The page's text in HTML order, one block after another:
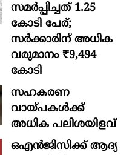
സമർപ്പിച്ചത് 1.25
കോടി പേര്;
സർക്കാരിന് അധിക
വരുമാനം ₹9,494
കോടി
സഹകരണ
വായ്പകള്‍ക്ക്
അധിക പലിശയിളവ്
ഒഎന്‍ജിസിക്ക് ആദ്യ